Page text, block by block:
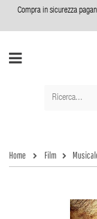
Compra in sicurezza
Home Film